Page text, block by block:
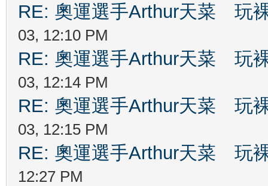
RE: 奧運選手Arthur天菜 玩
03, 12:10 PM
RE: 奧運選手Arthur天菜 玩
03, 12:14 PM
RE: 奧運選手Arthur天菜 玩
03, 12:15 PM
RE: 奧運選手Arthur天菜 玩
12:27 PM